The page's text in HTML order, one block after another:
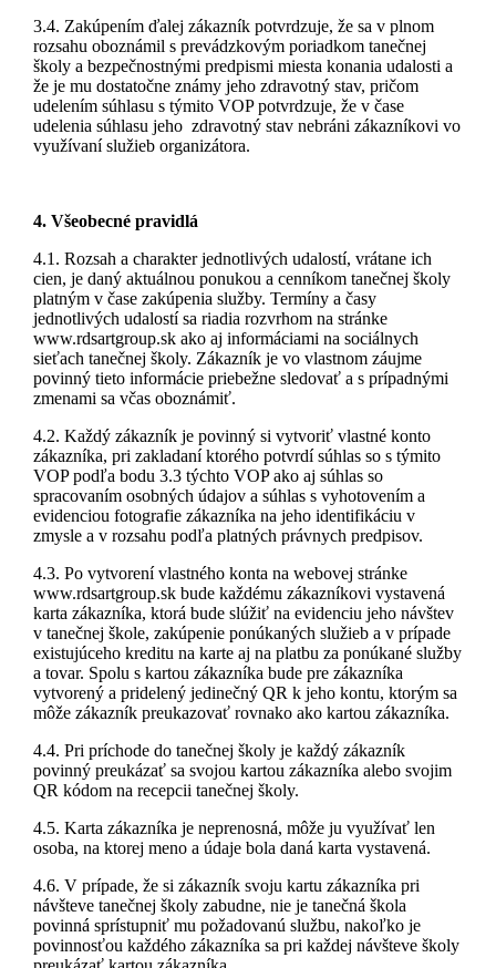
3.4. Zakúpením ďalej zákazník potvrdzuje, že sa v plnom
rozsahu oboznámil s prevádzkovým poriadkom tanečnej
školy a bezpečnostnými predpismi miesta konania udalosti a
že je mu dostatočne známy jeho zdravotný stav, pričom
udelením súhlasu s týmito VOP potvrdzuje, že v čase
udelenia súhlasu jeho zdravotný stav nebráni zákazníkovi vo
využívaní služieb organizátora.
4. Všeobecné pravidlá
4.1. Rozsah a charakter jednotlivých udalostí, vrátane ich
cien, je daný aktuálnou ponukou a cenníkom tanečnej školy
platným v čase zakúpenia služby. Termíny a časy
jednotlivých udalostí sa riadia rozvrhom na stránke
www.rdsartgroup.sk ako aj informáciami na sociálnych
sieťach tanečnej školy. Zákazník je vo vlastnom záujme
povinný tieto informácie priebežne sledovať a s prípadnými
zmenami sa včas oboznámiť.
4.2. Každý zákazník je povinný si vytvoriť vlastné konto
zákazníka, pri zakladaní ktorého potvrdí súhlas so s týmito
VOP podľa bodu 3.3 týchto VOP ako aj súhlas so
spracovaním osobných údajov a súhlas s vyhotovením a
evidenciou fotografie zákazníka na jeho identifikáciu v
zmysle a v rozsahu podľa platných právnych predpisov.
4.3. Po vytvorení vlastného konta na webovej stránke
www.rdsartgroup.sk bude každému zákazníkovi vystavená
karta zákazníka, ktorá bude slúžiť na evidenciu jeho návštev
v tanečnej škole, zakúpenie ponúkaných služieb a v prípade
existujúceho kreditu na karte aj na platbu za ponúkané služby
a tovar. Spolu s kartou zákazníka bude pre zákazníka
vytvorený a pridelený jedinečný QR k jeho kontu, ktorým sa
môže zákazník preukazovať rovnako ako kartou zákazníka.
4.4. Pri príchode do tanečnej školy je každý zákazník
povinný preukázať sa svojou kartou zákazníka alebo svojim
QR kódom na recepcii tanečnej školy.
4.5. Karta zákazníka je neprenosná, môže ju využívať len
osoba, na ktorej meno a údaje bola daná karta vystavená.
4.6. V prípade, že si zákazník svoju kartu zákazníka pri
návšteve tanečnej školy zabudne, nie je tanečná škola
povinná sprístupniť mu požadovanú službu, nakoľko je
povinnosťou každého zákazníka sa pri každej návšteve školy